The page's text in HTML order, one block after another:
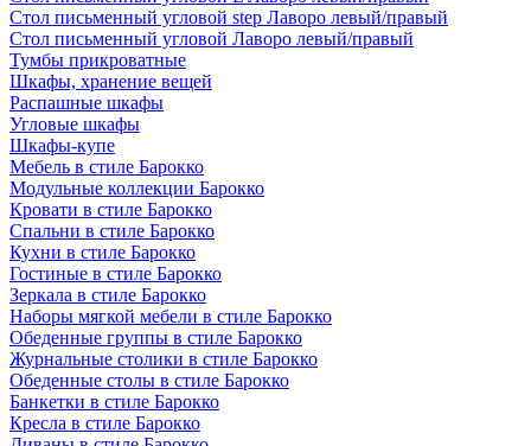
Стол письменный угловой step Лаворо левый/правый
Стол письменный угловой Лаворо левый/правый
Тумбы прикроватные
Шкафы, хранение вещей
Распашные шкафы
Угловые шкафы
Шкафы-купе
Мебель в стиле Барокко
Модульные коллекции Барокко
Кровати в стиле Барокко
Спальни в стиле Барокко
Кухни в стиле Барокко
Гостиные в стиле Барокко
Зеркала в стиле Барокко
Наборы мягкой мебели в стиле Барокко
Обеденные группы в стиле Барокко
Журнальные столики в стиле Барокко
Обеденные столы в стиле Барокко
Банкетки в стиле Барокко
Кресла в стиле Барокко